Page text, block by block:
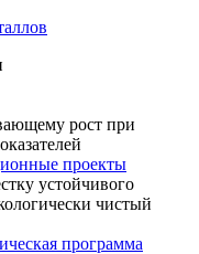
рост при
проекты
устойчивого
чистый
программа